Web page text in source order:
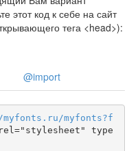
этот код к себе на сайт
тега <head>):
@import
myfonts . ru /myfonts?f
type